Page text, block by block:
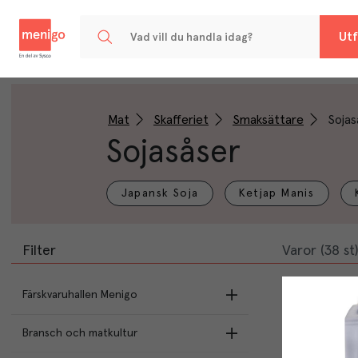
Mat Skafferiet Smaksättare
Sojasåser
Japansk Soja Ketjap Manis
Varor (38 st)
Filter
Färskvaruhallen Menigo
Bransch och matkultur